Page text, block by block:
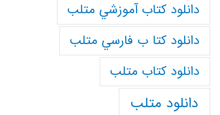
دانلود كتاب آموزشي متلب
دانلود كتا ب فارسي متلب
دانلود كتاب متلب
دانلود متلب